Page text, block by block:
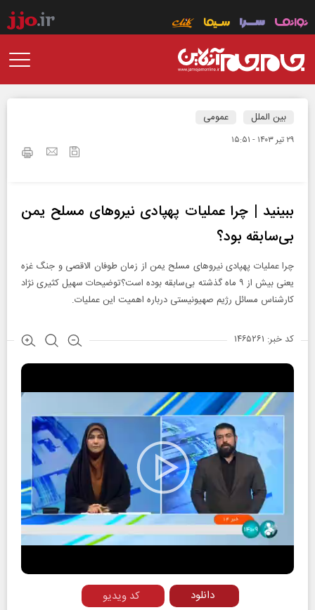
بین الملل عمومی
۲۹ تير ۱۴۰۳ - ۱۵:۵۱
ببینید | چرا عملیات پهپادی نیروهای مسلح یمن
بی‌‌سابقه بود؟
چرا عملیات پهپادی نیروهای مسلح یمن از زمان طوفان‌ الاقصی و جنگ غزه
یعنی بیش از ۹ ماه گذشته بی‌‌سابقه بوده است؟توضیحات سهیل کثیری نژاد
کارشناس مسائل رژیم صهیونیستی درباره اهمیت این عملیات.
کد خبر: ۱۴۶۵۲۶۱
Play
Video
کد ویدیو دانلود